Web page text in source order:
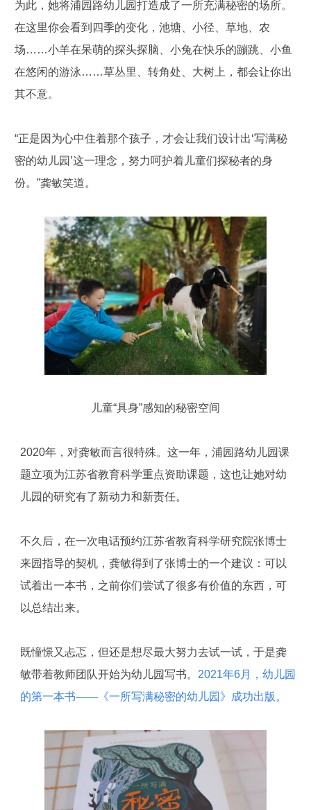
为此，她将浦园路幼儿园打造成了一所充满秘密的场所。
在这里你会看到四季的变化，池塘、小径、草地、农
场……小羊在呆萌的探头探脑、小兔在快乐的蹦跳、小鱼
在悠闲的游泳……草丛里、转角处、大树上，都会让你出
其不意。
“正是因为心中住着那个孩子，才会让我们设计出‘写满秘
密的幼儿园’这一理念，努力呵护着儿童们探秘者的身
份。”龚敏笑道。
儿童“具身”感知的秘密空间
2020年，对龚敏而言很特殊。这一年，浦园路幼儿园课
题立项为江苏省教育科学重点资助课题，这也让她对幼
儿园的研究有了新动力和新责任。
不久后，在一次电话预约江苏省教育科学研究院张博士
来园指导的契机，龚敏得到了张博士的一个建议：可以
试着出一本书，之前你们尝试了很多有价值的东西，可
以总结出来。
既憧憬又忐忑，但还是想尽最大努力去试一试，于是龚
敏带着教师团队开始为幼儿园写书。 2021年6月，幼儿园
的第一本书——《一所写满秘密的幼儿园》成功出版。